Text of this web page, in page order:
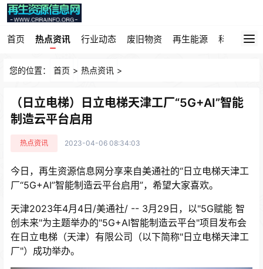
首页 热点资讯 行业动态 废旧物资 再生能源 科技园地
您的位置： 首页 > 热点资讯 >
（日立电梯）日立电梯天津工厂“5G+AI”智能
制造云平台启用
热点资讯 2023-04-06 08:34:03
今日，再生资源信息网分享来自美通社的“日立电梯天津工
厂“5G+AI”智能制造云平台启用”，希望大家喜欢。
天津2023年4月4日/美通社/ -- 3月29日，以"5G赋能 智
创未来"为主题举办的"5G+AI智能制造云平台"项目发布会
在日立电梯（天津）有限公司（以下简称"日立电梯天津工
厂"）成功举办。